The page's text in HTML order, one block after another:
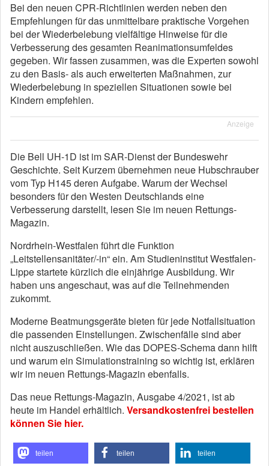
Bei den neuen CPR-Richtlinien werden neben den
Empfehlungen für das unmittelbare praktische Vorgehen
bei der Wiederbelebung vielfältige Hinweise für die
Verbesserung des gesamten Reanimationsumfeldes
gegeben. Wir fassen zusammen, was die Experten sowohl
zu den Basis- als auch erweiterten Maßnahmen, zur
Wiederbelebung in speziellen Situationen sowie bei
Kindern empfehlen.
Anzeige
Die Bell UH-1D ist im SAR-Dienst der Bundeswehr
Geschichte. Seit Kurzem übernehmen neue Hubschrauber
vom Typ H145 deren Aufgabe. Warum der Wechsel
besonders für den Westen Deutschlands eine
Verbesserung darstellt, lesen Sie im neuen Rettungs-
Magazin.
Nordrhein-Westfalen führt die Funktion
„Leitstellensanitäter/-in“ ein. Am Studieninstitut Westfalen-
Lippe startete kürzlich die einjährige Ausbildung. Wir
haben uns angeschaut, was auf die Teilnehmenden
zukommt.
Moderne Beatmungsgeräte bieten für jede Notfallsituation
die passenden Einstellungen. Zwischenfälle sind aber
nicht auszuschließen. Wie das DOPES-Schema dann hilft
und warum ein Simulationstraining so wichtig ist, erklären
wir im neuen Rettungs-Magazin ebenfalls.
Das neue Rettungs-Magazin, Ausgabe 4/2021, ist ab
heute im Handel erhältlich. Versandkostenfrei bestellen
können Sie hier.
teilen teilen teilen